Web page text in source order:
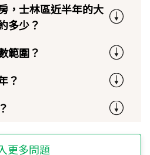
，士林區近半年的大
多少？
範圍？
？
更多問題